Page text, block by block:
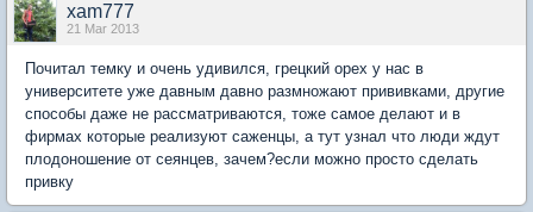
xam777
21 Mar 2013
Почитал темку и очень удивился, грецкий орех у нас в
университете уже давным давно размножают прививками, другие
способы даже не рассматриваются, тоже самое делают и в
фирмах которые реализуют саженцы, а тут узнал что люди ждут
плодоношение от сеянцев, зачем?если можно просто сделать
привку